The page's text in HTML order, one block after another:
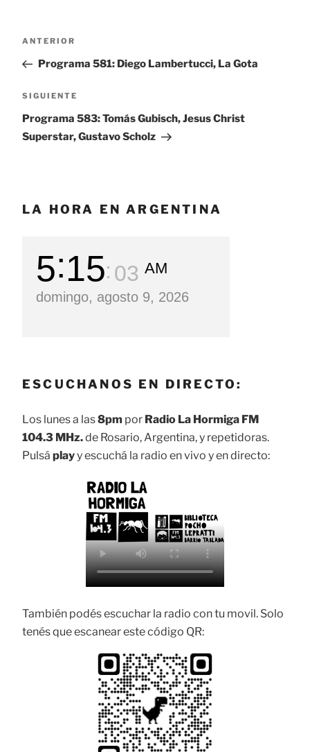
Navegación
entradas
Entrada
anterior:
ANTERIOR
Programa 581: Diego Lambertucci, La Gota
Siguiente
entrada
SIGUIENTE
Programa 583: Tomás Gubisch, Jesus Christ
Superstar, Gustavo Scholz
LA HORA EN ARGENTINA
5 15 05 AM
domingo, agosto 9, 2026
ESCUCHANOS EN DIRECTO:
Los lunes a las8pm por Radio La Hormiga FM
104.3 MHz.de Rosario, Argentina, y repetidoras.
Pulsá playy escuchá la radio en vivo y en directo:
También podés escuchar la radio con tu movil. Solo
tenés que escanear este código QR: